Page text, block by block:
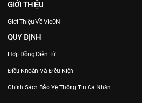
GIỚI THIỆU
Giới Thiệu Về VieON
QUY ĐỊNH
Hợp Đồng Điện Tử
Điều Khoản Và Điều Kiện
Chính Sách Bảo Vệ Thông Tin Cá Nhân